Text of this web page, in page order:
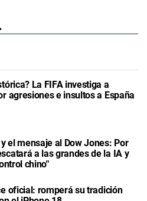
La FIFA investiga a
agresiones e insultos a España
y el mensaje al Dow Jones: Por
a las grandes de la IA y
chino"
oficial: romperá su tradición